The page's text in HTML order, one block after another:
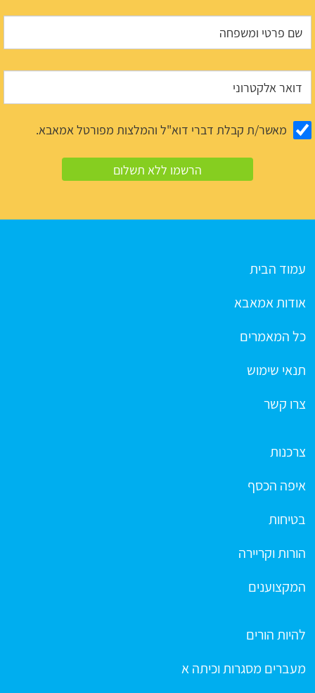
מאשר/ת קבלת דברי דוא"ל והמלצות מפורטל אמאבא.
עמוד הבית
אודות אמאבא
כל המאמרים
תנאי שימוש
צרו קשר
צרכנות
איפה הכסף
בטיחות
הורות וקריירה
המקצוענים
להיות הורים
מעברים מסגרות וכיתה א